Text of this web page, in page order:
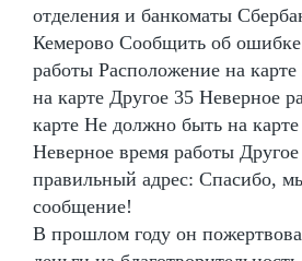
отделения и банкоматы
Кемерово Сообщить об
работы Расположение на
на карте Другое 35 Неверное
карте Не должно быть на
Неверное время работы
правильный адрес: Спасибо,
сообщение!
В прошлом году он